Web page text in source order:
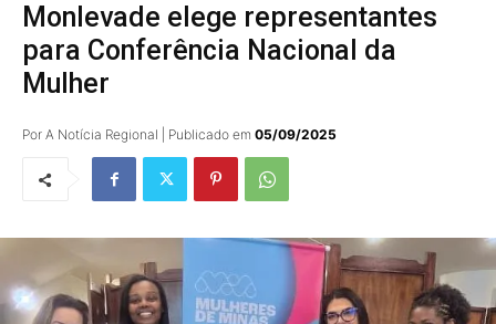
Monlevade elege representantes
para Conferência Nacional da
Mulher
Por A Notícia Regional | Publicado em 05/09/2025